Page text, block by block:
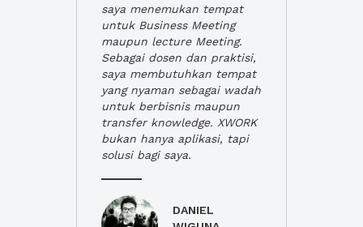
saya menemukan tempat
untuk Business Meeting
maupun lecture Meeting.
Sebagai dosen dan praktisi,
saya membutuhkan tempat
yang nyaman sebagai wadah
untuk berbisnis maupun
transfer knowledge. XWORK
bukan hanya aplikasi, tapi
solusi bagi saya.
DANIEL